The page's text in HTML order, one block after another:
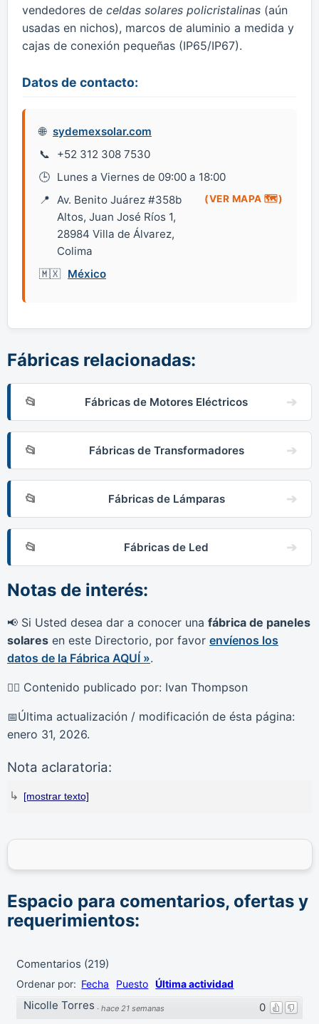
vendedores de celdas solares policristalinas (aún
usadas en nichos), marcos de aluminio a medida y
cajas de conexión pequeñas (IP65/IP67).
Datos de contacto:
sydemexsolar.com
+52 312 308 7530
Lunes a Viernes de 09:00 a 18:00
Av. Benito Juárez #358b
Altos, Juan José Ríos 1,
28984 Villa de Álvarez,
Colima
(VER MAPA 🗺️)
México
Fábricas relacionadas:
Fábricas de Motores Eléctricos
Fábricas de Transformadores
Fábricas de Lámparas
Fábricas de Led
Notas de interés:
📢 Si Usted desea dar a conocer una fábrica de paneles
solares en este Directorio, por favor envíenos los
datos de la Fábrica AQUÍ ».
🙋‍♂️ Contenido publicado por: Ivan Thompson
📅Última actualización / modificación de ésta página:
enero 31, 2026.
Nota aclaratoria:
↳
información proporcionada en los sitios web de las
presente Directorio, ni de los resultados, los precios, la
ofrecidos por éstas. Asimismo, se advierte que las
direcciones, números de teléfono y otros datos de contacto
son referenciales y están sujetos a cambios e incluso, a
web.
Espacio para comentarios, ofertas y
requerimientos:
Comentarios (219)
Ordenar por: Fecha Puesto Última actividad
0
Nicolle Torres ·hace 21 semanas